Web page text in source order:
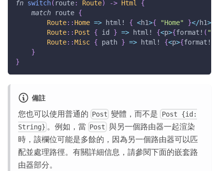
fn switch( route: Route) -> Html
{
match route {
Route:: Home => html! { <h1>{ "Home" }</h1>
Route:: Post { id } => html! {<p>{format! (
Route::Misc { path } => html! {<p>{format!
}
}
備註
您也可以使用普通的 Post 變體，而不是 Post {id:
String} 。例如，當 Post 與另一個路由器一起渲染
時，該欄位可能是多餘的，因為另一個路由器可以匹
配並處理路徑。有關詳細信息，請參閱下面的嵌套路
由器部分。